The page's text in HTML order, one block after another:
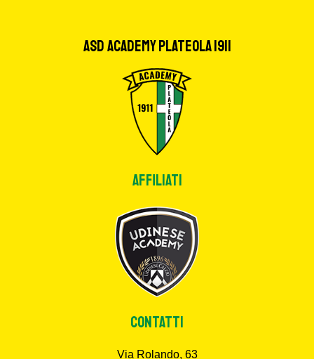
ASD Academy Plateola 1911
Affiliati
CONTATTI
Via Rolando, 63